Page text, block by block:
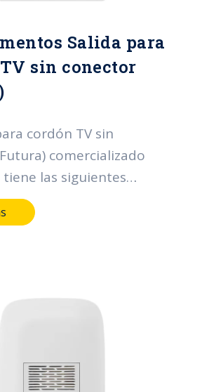
Salida para
sin conector
cordón TV sin
comercializado
las siguientes
y medios
de aleación de cobre.
garantía: 2 años.